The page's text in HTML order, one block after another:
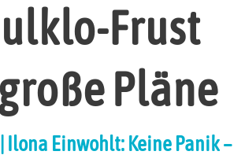
Frust
Pläne
Ilona Einwohlt: Keine Panik –